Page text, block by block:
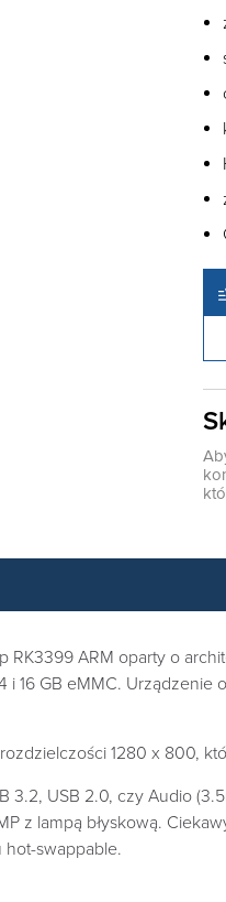
ARM oparty o
16 GB eMMC.
1280 x 800,
USB 2.0, czy Audio
z lampą błyskową.
swappable.